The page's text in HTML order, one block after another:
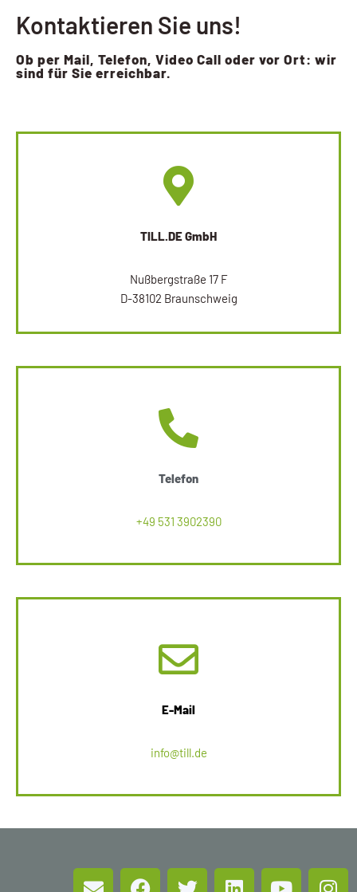
Kontaktieren Sie uns!
Ob per Mail, Telefon, Video Call oder vor Ort: wir
sind für Sie erreichbar.
TILL.DE GmbH
Nußbergstraße 17 F
D-38102 Braunschweig
Telefon
+49 531 3902390
E-Mail
info@till.de